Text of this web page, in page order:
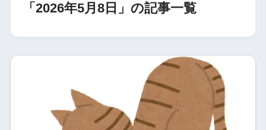
「2026年5月8日」の記事一覧